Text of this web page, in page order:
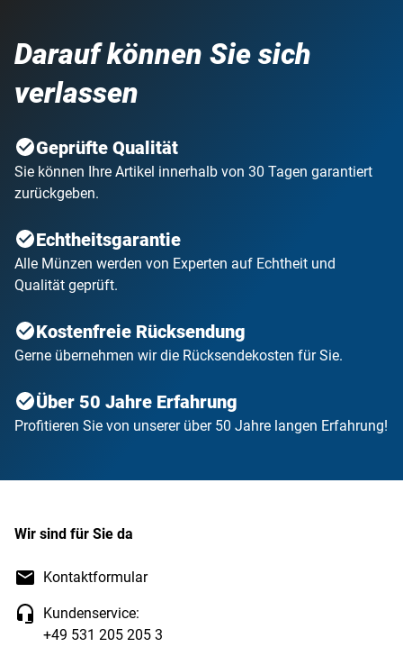
Darauf können Sie sich
verlassen
Geprüfte Qualität
Sie können Ihre Artikel innerhalb von 30 Tagen garantiert
zurückgeben.
Echtheitsgarantie
Alle Münzen werden von Experten auf Echtheit und
Qualität geprüft.
Kostenfreie Rücksendung
Gerne übernehmen wir die Rücksendekosten für Sie.
Über 50 Jahre Erfahrung
Profitieren Sie von unserer über 50 Jahre langen Erfahrung!
Wir sind für Sie da
Kontaktformular
Kundenservice:
+49 531 205 205 3